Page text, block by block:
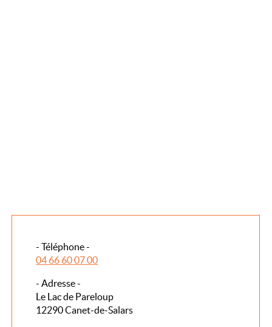
- Téléphone -
04 66 60 07 00
- Adresse -
Le Lac de Pareloup
12290 Canet-de-Salars